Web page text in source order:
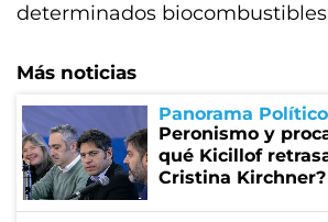
determinados
Más noticias
Panorama
Peronismo y
qué Kicillof
Cristina Kirchner?